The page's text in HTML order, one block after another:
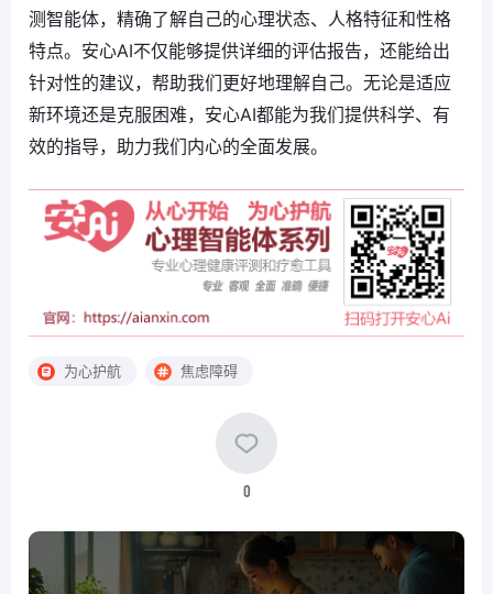
测智能体，精确了解自己的心理状态、人格特征和性格
特点。安心AI不仅能够提供详细的评估报告，还能给出
针对性的建议，帮助我们更好地理解自己。无论是适应
新环境还是克服困难，安心AI都能为我们提供科学、有
效的指导，助力我们内心的全面发展。
为心护航 焦虑障碍
0